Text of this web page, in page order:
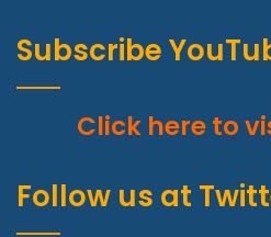
Subscribe
Click here to
Follow us at